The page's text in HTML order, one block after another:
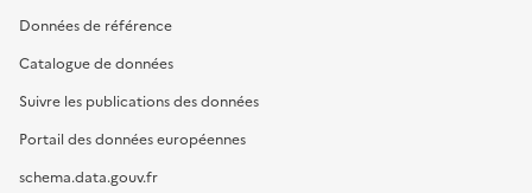
Données de référence
Catalogue de données
Suivre les publications des données
Portail des données européennes
schema.data.gouv.fr